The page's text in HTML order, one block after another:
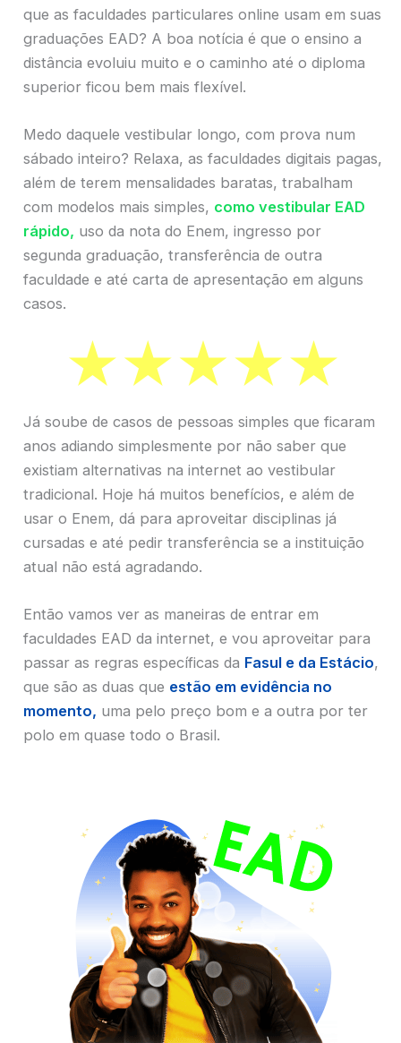
que as faculdades particulares online usam em suas
graduações EAD? A boa notícia é que o ensino a
distância evoluiu muito e o caminho até o diploma
superior ficou bem mais flexível.
Medo daquele vestibular longo, com prova num
sábado inteiro? Relaxa, as faculdades digitais pagas,
além de terem mensalidades baratas, trabalham
com modelos mais simples, como vestibular EAD
rápido, uso da nota do Enem, ingresso por
segunda graduação, transferência de outra
faculdade e até carta de apresentação em alguns
casos.
Já soube de casos de pessoas simples que ficaram
anos adiando simplesmente por não saber que
existiam alternativas na internet ao vestibular
tradicional. Hoje há muitos benefícios, e além de
usar o Enem, dá para aproveitar disciplinas já
cursadas e até pedir transferência se a instituição
atual não está agradando.
Então vamos ver as maneiras de entrar em
faculdades EAD da internet, e vou aproveitar para
passar as regras específicas da Fasul e da Estácio,
que são as duas que estão em evidência no
momento, uma pelo preço bom e a outra por ter
polo em quase todo o Brasil.